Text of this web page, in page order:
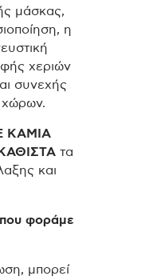
μάσκας,
η
χεριών
συνεχής
χώρων.
ΚΑΜΙΑ
τα
και
φοράμε
μπορεί